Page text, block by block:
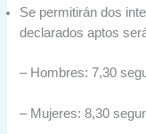
Se permitirán dos
declarados aptos
– Hombres: 7,30
– Mujeres: 8,30